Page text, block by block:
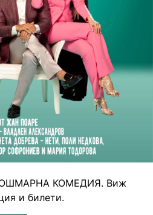
КОМЕДИЯ. Виж
и билети.